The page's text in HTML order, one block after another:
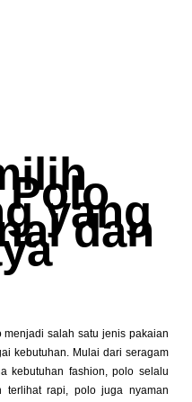
yang
dan
menjadi salah satu jenis pakaian
kebutuhan. Mulai dari seragam
kebutuhan fashion, polo selalu
terlihat rapi, polo juga nyaman